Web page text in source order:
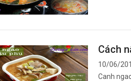
Cách
10/06/
Canh